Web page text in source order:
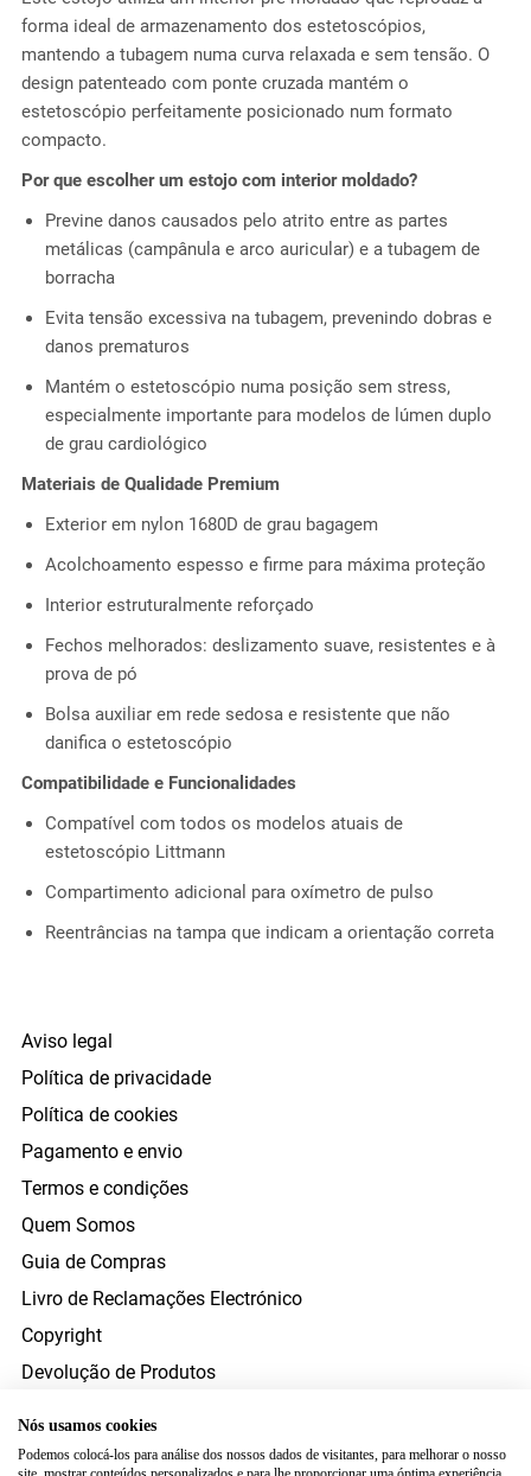
forma ideal de armazenamento dos estetoscópios,
mantendo a tubagem numa curva relaxada e sem tensão. O
design patenteado com ponte cruzada mantém o
estetoscópio perfeitamente posicionado num formato
compacto.
Por que escolher um estojo com interior moldado?
Previne danos causados pelo atrito entre as partes
metálicas (campânula e arco auricular) e a tubagem de
borracha
Evita tensão excessiva na tubagem, prevenindo dobras e
danos prematuros
Mantém o estetoscópio numa posição sem stress,
especialmente importante para modelos de lúmen duplo
de grau cardiológico
Materiais de Qualidade Premium
Exterior em nylon 1680D de grau bagagem
Acolchoamento espesso e firme para máxima proteção
Interior estruturalmente reforçado
Fechos melhorados: deslizamento suave, resistentes e à
prova de pó
Bolsa auxiliar em rede sedosa e resistente que não
danifica o estetoscópio
Compatibilidade e Funcionalidades
Compatível com todos os modelos atuais de
estetoscópio Littmann
Compartimento adicional para oxímetro de pulso
Reentrâncias na tampa que indicam a orientação correta
Aviso legal
Política de privacidade
Política de cookies
Pagamento e envio
Termos e condições
Quem Somos
Guia de Compras
Livro de Reclamações Electrónico
Copyright
Devolução de Produtos
Resolução Alternativa Litígios Consumo
Nós usamos cookies
Podemos colocá-los para análise dos nossos dados de visitantes, para melhorar o nosso